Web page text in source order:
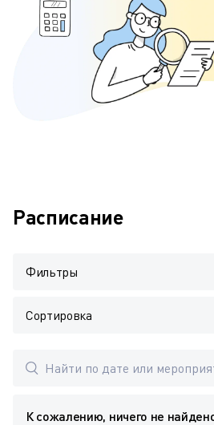
Расписание
Фильтры
Сортировка
К сожалению, ничего не